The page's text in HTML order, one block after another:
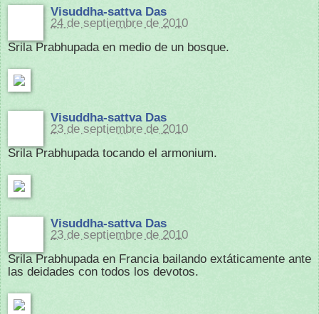
Visuddha-sattva Das
24 de septiembre de 2010
Srila Prabhupada en medio de un bosque.
Visuddha-sattva Das
23 de septiembre de 2010
Srila Prabhupada tocando el armonium.
Visuddha-sattva Das
23 de septiembre de 2010
Srila Prabhupada en Francia bailando extáticamente ante
las deidades con todos los devotos.